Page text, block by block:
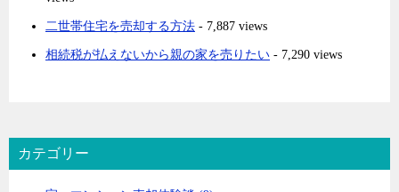
二世帯住宅を売却する方法 - 7,887 views
相続税が払えないから親の家を売りたい - 7,290 views
カテゴリー